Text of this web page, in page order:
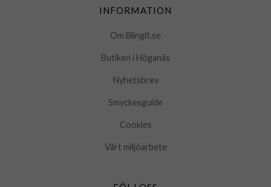
INFORMATION
Om Blingit.se
Butiken i Höganäs
Nyhetsbrev
Smyckesguide
Cookies
Vårt miljöarbete